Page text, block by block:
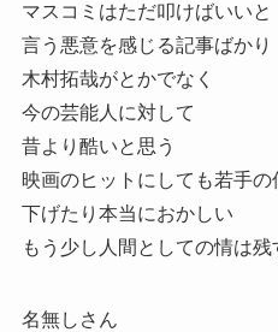
マスコミはただ叩けばいいと
言う悪意を感じる記事ばかり
木村拓哉がとかでなく
今の芸能人に対して
昔より酷いと思う
映画のヒットにしても若手の
下げたり本当におかしい
もう少し人間としての情は残
名無しさん